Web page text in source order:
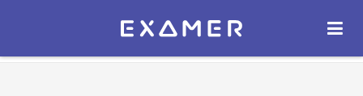
Экзамер — ЕГЭ 2027
ОТКРЫТЬ